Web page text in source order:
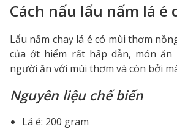
Cách nấu lẩu nấm lá é
Lẩu nấm chay lá é có mùi thơm
của ớt hiểm rất hấp dẫn, món
người ăn với mùi thơm và còn bởi
Nguyên liệu chế biến
Lá é: 200 gram